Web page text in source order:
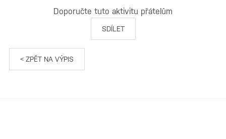
Doporučte tuto aktivitu přátelům
SDÍLET
< ZPĚT NA VÝPIS